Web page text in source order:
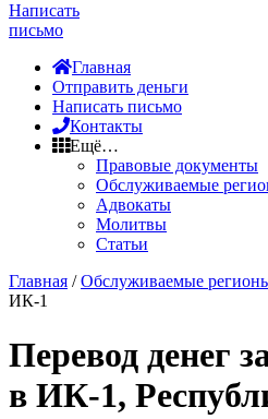
Написать
письмо
Главная
Отправить деньги
Написать письмо
Контакты
Ещё…
Правовые документы
Обслуживаемые
Адвокаты
Молитвы
Статьи
Главная /Обслуживаемые
ИК-1
Перевод денег
в ИК-1,